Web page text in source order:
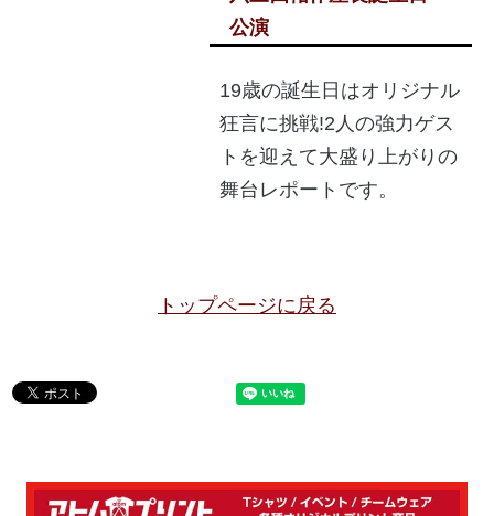
公演
19歳の誕生日はオリジナル
狂言に挑戦!2人の強力ゲス
トを迎えて大盛り上がりの
舞台レポートです。
トップページに戻る